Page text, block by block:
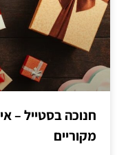
חנוכה בסטייל –
מקוריים